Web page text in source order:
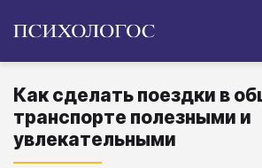
Как сделать поездки в
транспорте полезными и
увлекательными